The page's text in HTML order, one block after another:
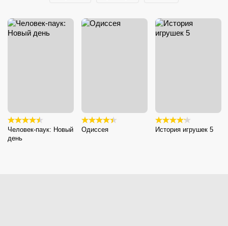
Человек-паук: Новый
день
Одиссея История игрушек 5